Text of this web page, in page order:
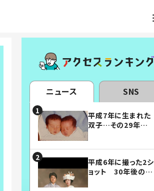
ニュース SNS
平成7年に生まれた
双子…その29年後
平成6年に撮った2シ
ョット 30年後の姿